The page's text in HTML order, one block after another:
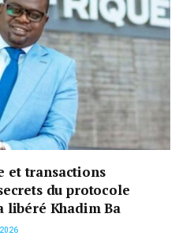
et transactions
du protocole
Khadim Ba